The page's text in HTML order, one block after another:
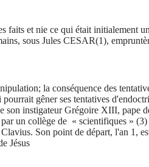
faits et nie ce qui était initialement
sous Jules CESAR(1),
la conséquence des
gêner ses tentatives
son instigateur Grégoire XIII, pape
un collège de « scientifiques » (3)
Son point de départ, l'an 1,
Jésus